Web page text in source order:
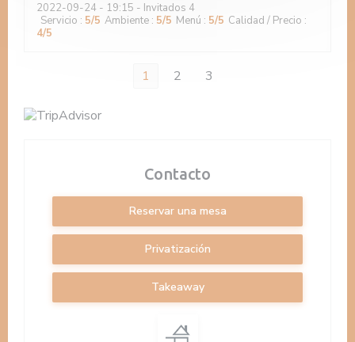
2022-09-24 - 19:15 - Invitados 4
Servicio : 5/5 Ambiente : 5/5 Menú : 5/5 Calidad / Precio :
4/5
1 2 3
Contacto
Reservar una mesa
Privatización
Takeaway